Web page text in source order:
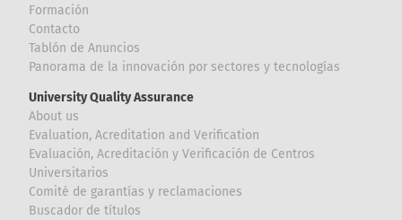
Formación
Contacto
Tablón de Anuncios
Panorama de la innovación por sectores y tecnologías
University Quality Assurance
About us
Evaluation, Acreditation and Verification
Evaluación, Acreditación y Verificación de Centros
Universitarios
Comité de garantías y reclamaciones
Buscador de títulos